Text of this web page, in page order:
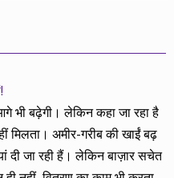
भी बढ़ेगी। लेकिन कहा जा रहा है
मिलता। अमीर-गरीब की खाईं बढ़
दी जा रही हैं। लेकिन बाज़ार सचेत